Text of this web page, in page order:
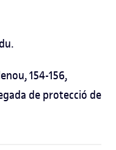
154-156,
de protecció de